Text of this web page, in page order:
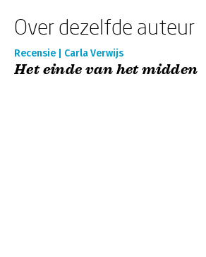
Over dezelfde auteur
Recensie | Carla Verwijs
Het einde van het midden